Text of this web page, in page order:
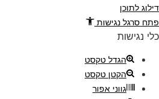
דילוג לתוכן
פתח סרגל נגישות
כלי נגישות
הגדל טקסט
הקטן טקסט
גווני אפור